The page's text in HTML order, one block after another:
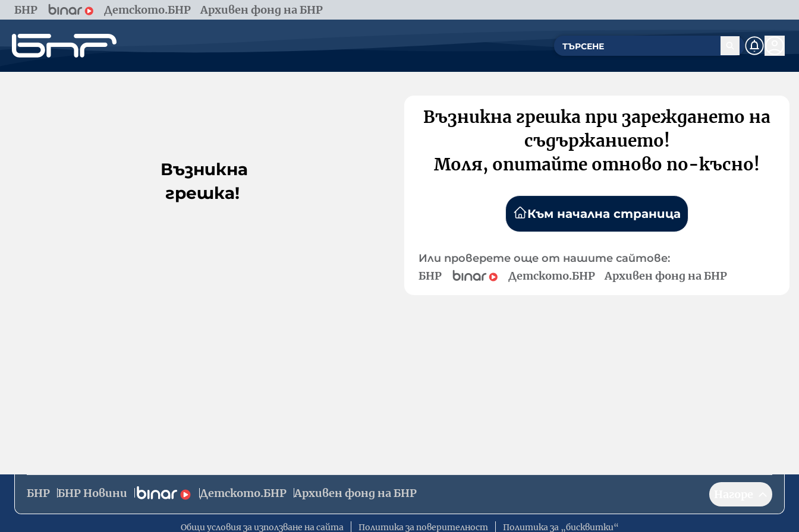
БНР Детското.БНР Архивен фонд на БНР
Възникна
грешка!
Възникна грешка при зареждането на
съдържанието!
Моля, опитайте отново по-късно!
Към начална страница
Или проверете още от нашите сайтове:
БНР Детското.БНР Архивен фонд на БНР
БНР БНР Новини Детското.БНР Архивен фонд на БНР
Общи условия за използване на сайта Политика за поверителност Политика за „бисквитки“